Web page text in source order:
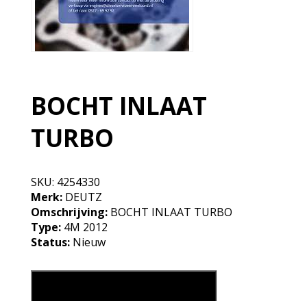
BOCHT INLAAT
TURBO
SKU: 4254330
Merk:DEUTZ
Omschrijving:BOCHT INLAAT TURBO
Type:4M 2012
Status:Nieuw